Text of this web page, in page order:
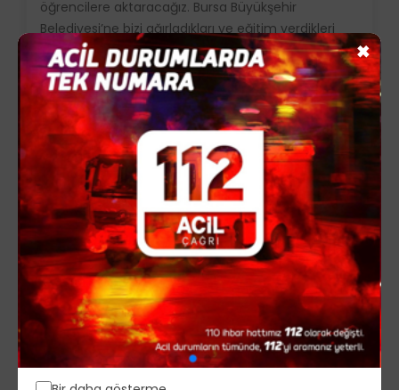
öğrencilere aktaracağız. Bursa Büyükşehir
Belediyesi’ne bizi ağırladıkları ve eğitim verdikleri
için çok teşekkür ediyoruz” diye konuştu.
Eğitimlerin tamamlanmasının ardından Filistinli
İtfaiyecilere, Bursa itfaiyesi tarafından kişisel
donanım ekipmanları hediye edildi.
×